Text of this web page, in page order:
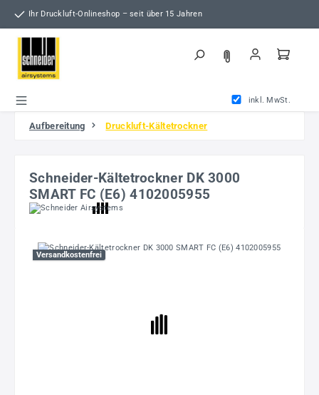
Zum Hauptinhalt springen
Ihr Druckluft-Onlineshop – seit über 15 Jahren
inkl. MwSt.
Aufbereitung Druckluft-Kältetrockner
Schneider-Kältetrockner DK 3000
SMART FC (E6) 4102005955
Bildergalerie überspringen
Versandkostenfrei